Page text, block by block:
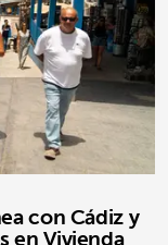
con Cádiz y